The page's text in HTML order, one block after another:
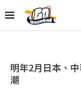
明年2月日本、
潮